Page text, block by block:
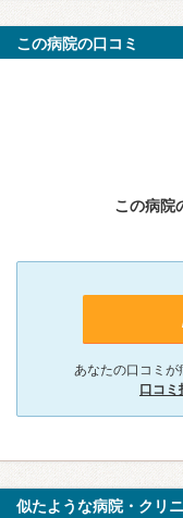
この病院の口コミ
この病院
あなたの口コミが
口コミ
似たような病院・クリ